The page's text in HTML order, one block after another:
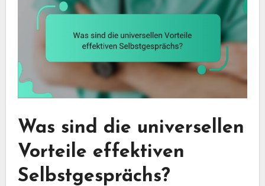
Was sind die universellen
Vorteile effektiven
Selbstgesprächs?